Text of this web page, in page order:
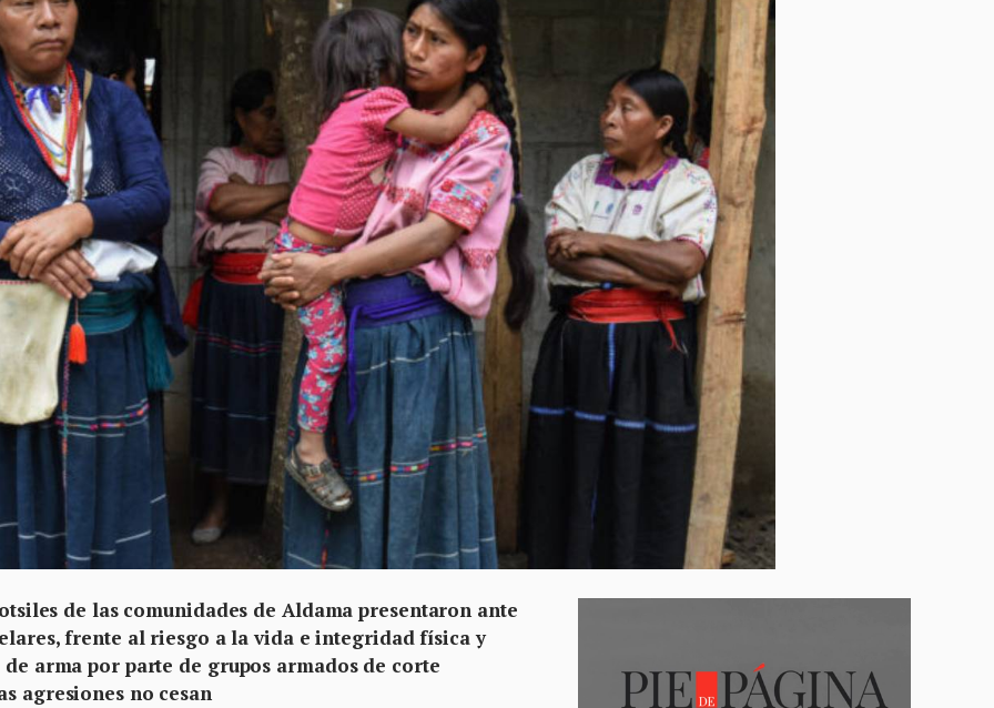
de las comunidades de Aldama presentaron ante
frente al riesgo a la vida e integridad física y
arma por parte de grupos armados de corte
agresiones no cesan